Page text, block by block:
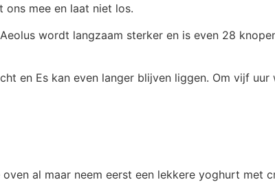
mee en laat niet los.
wordt langzaam sterker en is even 28
en Es kan even langer blijven liggen. Om vijf
al maar neem eerst een lekkere yoghurt met